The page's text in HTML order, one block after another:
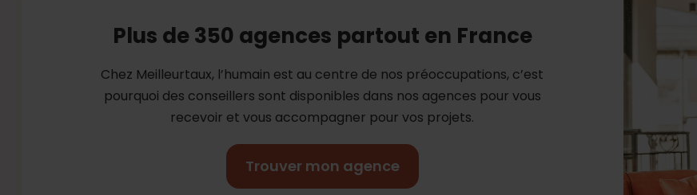
Plus de 350 agences partout en France
Chez Meilleurtaux, l’humain est au centre de nos préoccupations, c’est
pourquoi des conseillers sont disponibles dans nos agences pour vous
recevoir et vous accompagner pour vos projets.
Trouver mon agence